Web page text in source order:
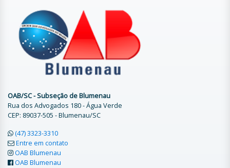
OAB/SC - Subseção de Blumenau
Rua dos Advogados 180 - Água Verde
CEP: 89037-505 - Blumenau/SC
(47) 3323-3310
Entre em contato
OAB Blumenau
OAB Blumenau